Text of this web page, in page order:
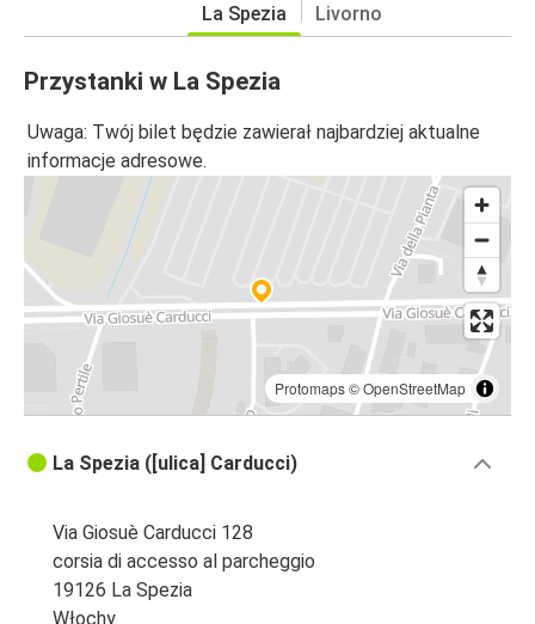
La Spezia Livorno
Przystanki w La Spezia
Uwaga: Twój bilet będzie zawierał najbardziej aktualne
informacje adresowe.
Protomaps©OpenStreetMap
La Spezia ([ulica] Carducci)
Via Giosuè Carducci 128
corsia di accesso al parcheggio
19126 La Spezia
Włochy